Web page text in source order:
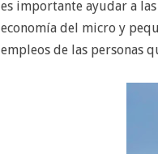
es importante ayudar a
economía del micro y
empleos de las personas